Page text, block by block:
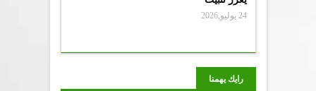
24 يوليو,2026
رايك يهمنا